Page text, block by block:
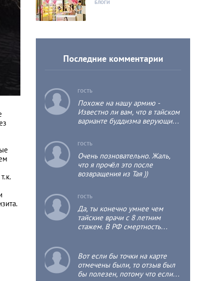
БЛОГИ
Последние комментарии
c ГОСТЬ
Похоже на нашу армию -
Известно ли вам, что в тайском
варианте буддизма верующий
монахом, пусть даже не
продолжительное время, т.к.
это положительно отразится на
его собственной судьбе и
c ГОСТЬ
Очень позновательно. Жаль,
что я прочёл это после
возвращения из Тая ))
c ГОСТЬ
Да, ты конечно умнее чем
тайские врачи с 8 летним
стажем. В РФ смертность
c
Вот если бы точки на карте
отмечены были, то отзыв был
бы полезен, потому что если